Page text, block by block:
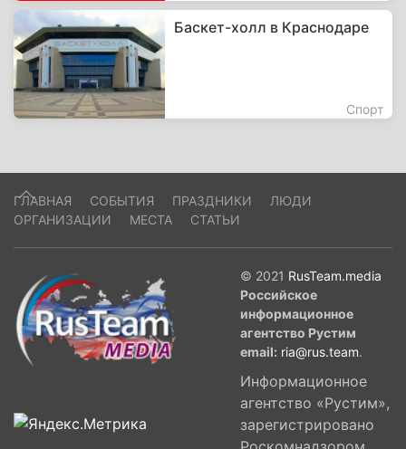
Баскет-холл в Краснодаре
Спорт
ГЛАВНАЯ СОБЫТИЯ ПРАЗДНИКИ
ЛЮДИ
ОРГАНИЗАЦИИ
МЕСТА СТАТЬИ
© 2021 RusTeam.media
Российское
информационное
агентство Рустим
email: ria@rus.team.
Информационное
агентство «Рустим»,
зарегистрировано